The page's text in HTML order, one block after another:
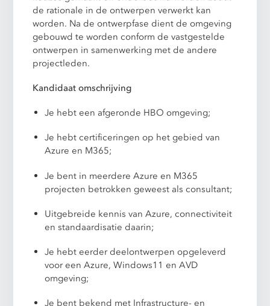
de rationale in de ontwerpen verwerkt kan
worden. Na de ontwerpfase dient de omgeving
gebouwd te worden conform de vastgestelde
ontwerpen in samenwerking met de andere
projectleden.
Kandidaat omschrijving
Je hebt een afgeronde HBO omgeving;
Je hebt certificeringen op het gebied van
Azure en M365;
Je bent in meerdere Azure en M365
projecten betrokken geweest als consultant;
Uitgebreide kennis van Azure, connectiviteit
en standaardisatie daarin;
Je hebt eerder deelontwerpen opgeleverd
voor een Azure, Windows11 en AVD
omgeving;
Je bent bekend met Infrastructure- en